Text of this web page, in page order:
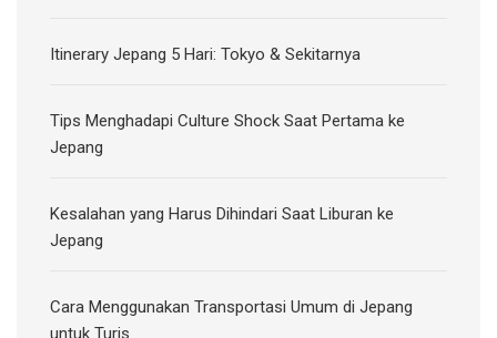
Itinerary Jepang 5 Hari: Tokyo & Sekitarnya
Tips Menghadapi Culture Shock Saat Pertama ke
Jepang
Kesalahan yang Harus Dihindari Saat Liburan ke
Jepang
Cara Menggunakan Transportasi Umum di Jepang
untuk Turis